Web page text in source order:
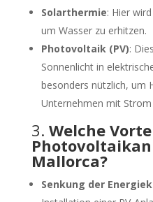
Solarthermie: Hier
um Wasser zu erhitzen.
Photovoltaik (PV):
Sonnenlicht in
besonders nützlich, um
Unternehmen mit
3. Welche
Mallorca?
Senkung der